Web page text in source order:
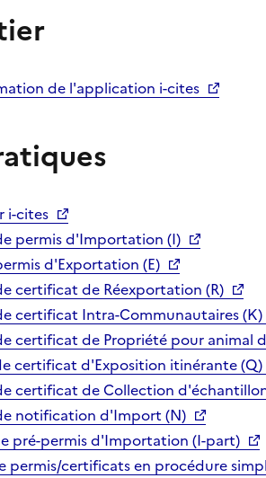
de l'application i-cites
i-cites
permis d'Importation (I)
d'Exportation (E)
certificat de Réexportation (R)
certificat Intra-Communautaires (K)
certificat de Propriété pour animal
certificat d'Exposition itinérante (Q)
certificat de Collection
notification d'Import (N)
pré-permis d'Importation (I-part)
permis/certificats en procédure